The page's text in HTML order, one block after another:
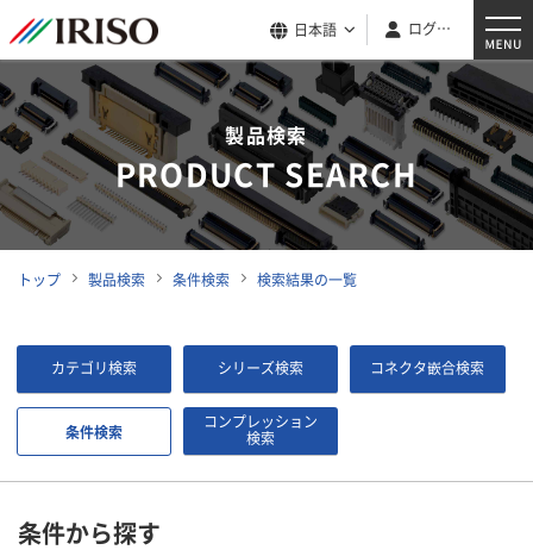
日本語 ログイン
製品検索
PRODUCT SEARCH
トップ 製品検索 条件検索 検索結果の一覧
カテゴリ検索 シリーズ検索 コネクタ嵌合検索
条件検索 コンプレッション
検索
条件から探す